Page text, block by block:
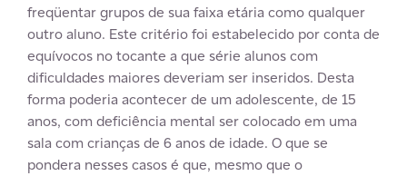
freqüentar grupos de sua faixa etária como qualquer
outro aluno. Este critério foi estabelecido por conta de
equívocos no tocante a que série alunos com
dificuldades maiores deveriam ser inseridos. Desta
forma poderia acontecer de um adolescente, de 15
anos, com deficiência mental ser colocado em uma
sala com crianças de 6 anos de idade. O que se
pondera nesses casos é que, mesmo que o